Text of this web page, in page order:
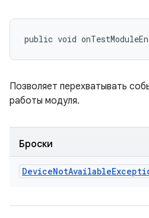
public void
Позволяет перехватывать
работы модуля.
Броски
DeviceNotAvailable